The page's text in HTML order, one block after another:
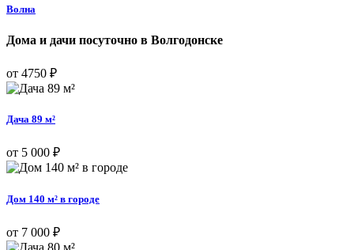
Волна
Дома и дачи посуточно в Волгодонске
от 4750 ₽
Дача 89 м²
от 5 000 ₽
Дом 140 м² в городе
от 7 000 ₽